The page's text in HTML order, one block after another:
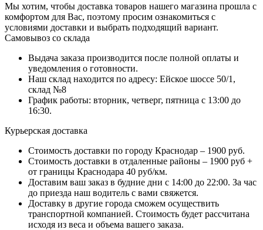
Мы хотим, чтобы доставка товаров нашего магазина прошла с
комфортом для Вас, поэтому просим ознакомиться с
условиями доставки и выбрать подходящий вариант.
Самовывоз со склада
Выдача заказа производится после полной оплаты и
уведомления о готовности.
Наш склад находится по адресу: Ейское шоссе 50/1,
склад №8
График работы: вторник, четверг, пятница с 13:00 до
16:30.
Курьерская доставка
Стоимость доставки по городу Краснодар – 1900 руб.
Стоимость доставки в отдаленные районы – 1900 руб +
от границы Краснодара 40 руб/км.
Доставим ваш заказ в будние дни с 14:00 до 22:00. За час
до приезда наш водитель с вами свяжется.
Доставку в другие города сможем осуществить
транспортной компанией. Стоимость будет рассчитана
исходя из веса и объема вашего заказа.